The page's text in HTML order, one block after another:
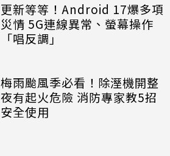
更新等等！Android 17爆多項
災情 5G連線異常、螢幕操作
「唱反調」
梅雨颱風季必看！除溼機開整
夜有起火危險 消防專家教5招
安全使用